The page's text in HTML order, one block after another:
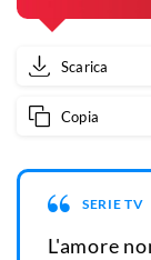
Scarica
Copia
SERIE TV
L'amore